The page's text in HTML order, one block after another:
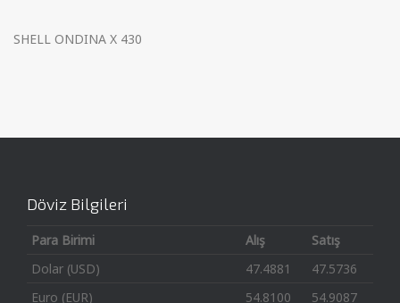
SHELL ONDINA X 430
Döviz Bilgileri
Para Birimi Alış
Satış
Dolar (USD)
47.4881
47.5736
Euro (EUR)
54.8100
54.9087